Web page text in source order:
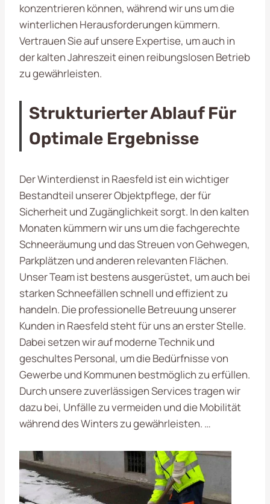
konzentrieren können, während wir uns um die
winterlichen Herausforderungen kümmern.
Vertrauen Sie auf unsere Expertise, um auch in
der kalten Jahreszeit einen reibungslosen Betrieb
zu gewährleisten.
Strukturierter Ablauf Für
Optimale Ergebnisse
Der Winterdienst in Raesfeld ist ein wichtiger
Bestandteil unserer Objektpflege, der für
Sicherheit und Zugänglichkeit sorgt. In den kalten
Monaten kümmern wir uns um die fachgerechte
Schneeräumung und das Streuen von Gehwegen,
Parkplätzen und anderen relevanten Flächen.
Unser Team ist bestens ausgerüstet, um auch bei
starken Schneefällen schnell und effizient zu
handeln. Die professionelle Betreuung unserer
Kunden in Raesfeld steht für uns an erster Stelle.
Dabei setzen wir auf moderne Technik und
geschultes Personal, um die Bedürfnisse von
Gewerbe und Kommunen bestmöglich zu erfüllen.
Durch unsere zuverlässigen Services tragen wir
dazu bei, Unfälle zu vermeiden und die Mobilität
während des Winters zu gewährleisten. …